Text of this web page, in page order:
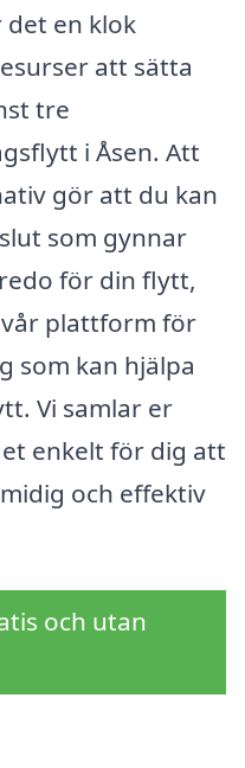
det en klok
att sätta
tre
i Åsen. Att
gör att du kan
som gynnar
för din flytt,
plattform för
som kan hjälpa
Vi samlar er
enkelt för dig att
och effektiv
och utan